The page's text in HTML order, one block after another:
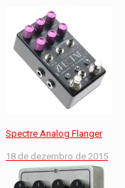
Spectre Analog Flanger
18 de dezembro de 2015